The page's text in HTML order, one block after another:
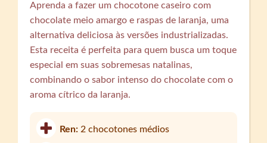
Aprenda a fazer um chocotone caseiro com
chocolate meio amargo e raspas de laranja, uma
alternativa deliciosa às versões industrializadas.
Esta receita é perfeita para quem busca um toque
especial em suas sobremesas natalinas,
combinando o sabor intenso do chocolate com o
aroma cítrico da laranja.
Ren:2 chocotones médios